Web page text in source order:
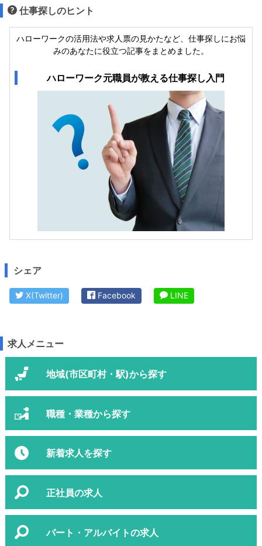
仕事探しのヒント
ハローワークの活用法や求人票の見かたなど、仕事探しにお悩
みのあなたに役立つ記事をまとめました。
ハローワーク元職員が教える仕事探し入門
シェア
X(Twitter) Facebook LINE
求人メニュー
地域(市区町村・駅)から探す
職種・業種から探す
新着求人を探す
正社員の求人
パート・アルバイトの求人